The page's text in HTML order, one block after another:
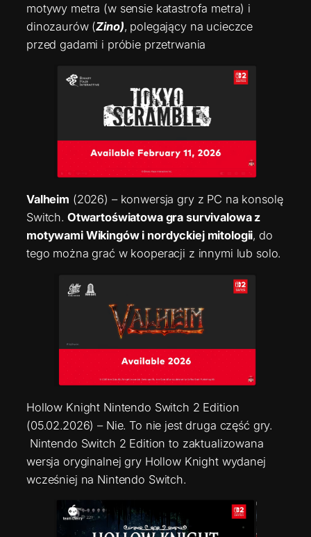
motywy metra (w sensie katastrofa metra) i
dinozaurów (Zino), polegający na ucieczce
przed gadami i próbie przetrwania
Valheim (2026) – konwersja gry z PC na konsolę
Switch. Otwartoświatowa gra survivalowa z
motywami Wikingów i nordyckiej mitologii, do
tego można grać w kooperacji z innymi lub solo.
Hollow Knight Nintendo Switch 2 Edition
(05.02.2026) – Nie. To nie jest druga część gry.
Nintendo Switch 2 Edition to zaktualizowana
wersja oryginalnej gry Hollow Knight wydanej
wcześniej na Nintendo Switch.